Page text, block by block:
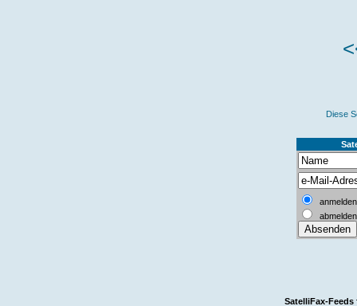
Diese S
anmelden
abmelden
SatelliFax-Feeds